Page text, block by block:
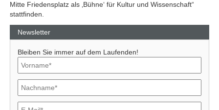
Mitte Friedensplatz als ‚Bühne‘ für Kultur und Wissenschaft“
stattfinden.
Newsletter
Bleiben Sie immer auf dem Laufenden!